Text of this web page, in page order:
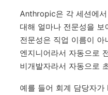
Anthropic은 각 세션에
대해 얼마나 전문성을 보
전문성은 직업 이름이 아
엔지니어라서 자동으로
비개발자라서 자동으로
예를 들어 회계 담당자